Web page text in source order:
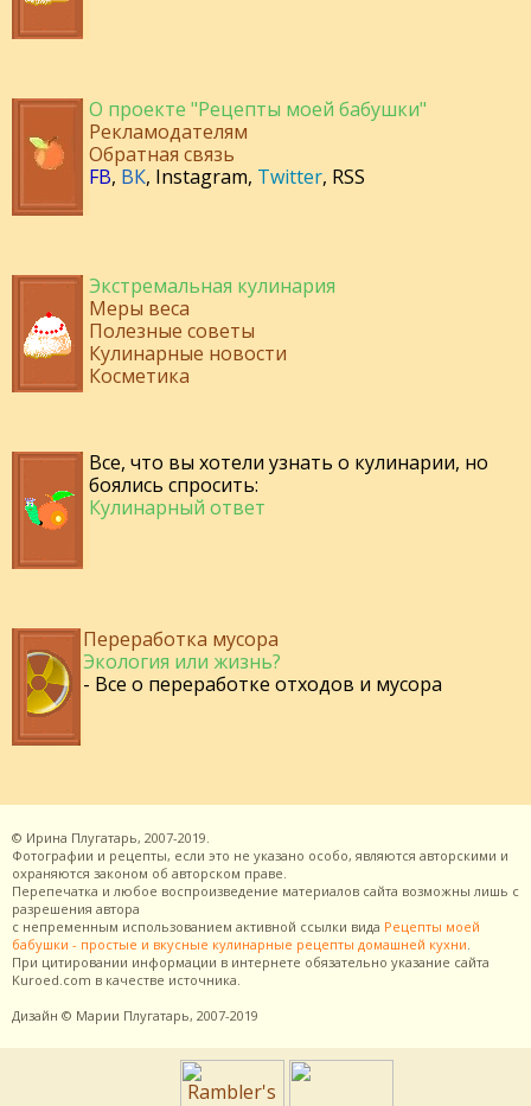
О проекте "Рецепты моей бабушки"
Рекламодателям
Обратная связь
FB, ВК, Instagram, Twitter, RSS
Экстремальная кулинария
Меры веса
Полезные советы
Кулинарные новости
Косметика
Все, что вы хотели узнать о кулинарии, но
боялись спросить:
Кулинарный ответ
Переработка мусора
Экология или жизнь?
- Все о переработке отходов и мусора
© Ирина Плугатарь, 2007-2019.
Фотографии и рецепты, если это не указано особо, являются авторскими и
охраняются законом об авторском праве.
Перепечатка и любое воспроизведение материалов сайта возможны лишь с
разрешения автора
с непременным использованием активной ссылки вида Рецепты моей
бабушки - простые и вкусные кулинарные рецепты домашней кухни.
При цитировании информации в интернете обязательно указание сайта
Kuroed.com в качестве источника.
Дизайн © Марии Плугатарь, 2007-2019